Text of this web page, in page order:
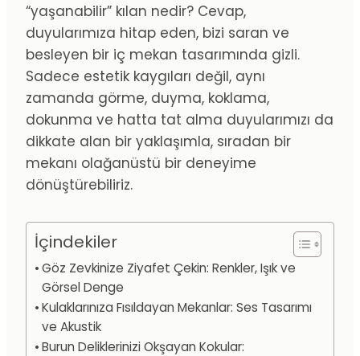
“yaşanabilir” kılan nedir? Cevap,
duyularımıza hitap eden, bizi saran ve
besleyen bir iç mekan tasarımında gizli.
Sadece estetik kaygıları değil, aynı
zamanda görme, duyma, koklama,
dokunma ve hatta tat alma duyularımızı da
dikkate alan bir yaklaşımla, sıradan bir
mekanı olağanüstü bir deneyime
dönüştürebiliriz.
İçindekiler
Göz Zevkinize Ziyafet Çekin: Renkler, Işık ve
Görsel Denge
Kulaklarınıza Fısıldayan Mekanlar: Ses Tasarımı
ve Akustik
Burun Deliklerinizi Okşayan Kokular: